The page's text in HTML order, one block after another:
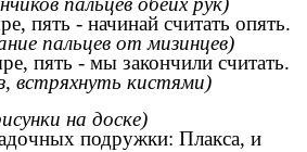
пять - начинай считать опять.
пальцев от мизинцев)
пять - мы закончили считать.
встряхнуть кистями)
на доске)
подружки: Плакса, и